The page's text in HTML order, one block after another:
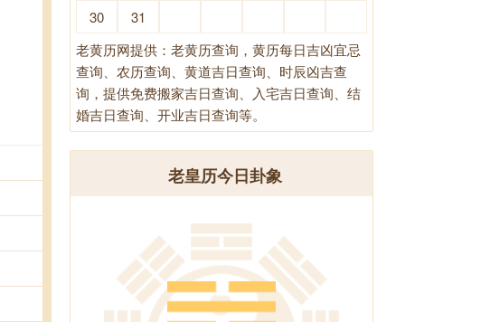
30
31
老黄历网提供：老黄历查询，黄历每日吉凶宜忌
查询、农历查询、黄道吉日查询、时辰凶吉查
询，提供免费搬家吉日查询、入宅吉日查询、结
婚吉日查询、开业吉日查询等。
老皇历今日卦象